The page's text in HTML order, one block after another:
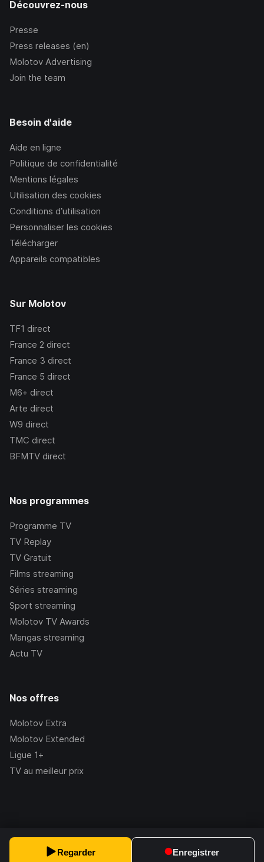
Regarder Enregistrer
Découvrez-nous
Presse
Press releases (en)
Molotov Advertising
Join the team
Besoin d'aide
Aide en ligne
Politique de confidentialité
Mentions légales
Utilisation des cookies
Conditions d’utilisation
Personnaliser les cookies
Télécharger
Appareils compatibles
Sur Molotov
TF1 direct
France 2 direct
France 3 direct
France 5 direct
M6+ direct
Arte direct
W9 direct
TMC direct
BFMTV direct
Nos programmes
Programme TV
TV Replay
TV Gratuit
Films streaming
Séries streaming
Sport streaming
Molotov TV Awards
Mangas streaming
Actu TV
Nos offres
Molotov Extra
Molotov Extended
Ligue 1+
TV au meilleur prix
2.228.1